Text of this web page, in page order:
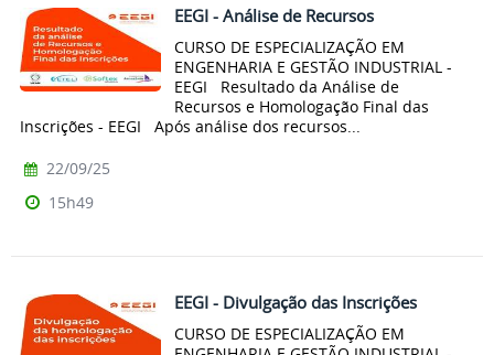
EEGI - Análise de Recursos
CURSO DE ESPECIALIZAÇÃO EM
ENGENHARIA E GESTÃO INDUSTRIAL -
EEGI Resultado da Análise de
Recursos e Homologação Final das
Inscrições - EEGI Após análise dos recursos...
22/09/25
15h49
EEGI - Divulgação das Inscrições
CURSO DE ESPECIALIZAÇÃO EM